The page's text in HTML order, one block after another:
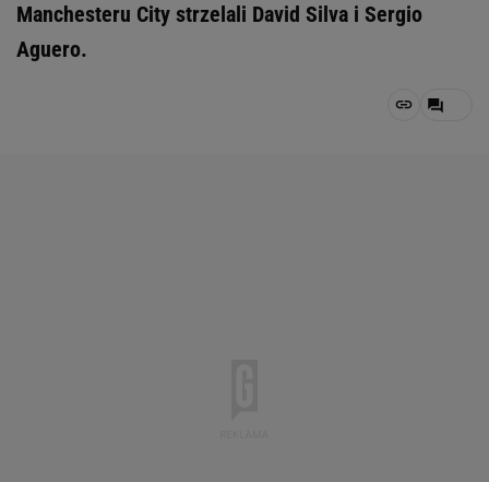
Manchesteru City strzelali David Silva i Sergio
Aguero.